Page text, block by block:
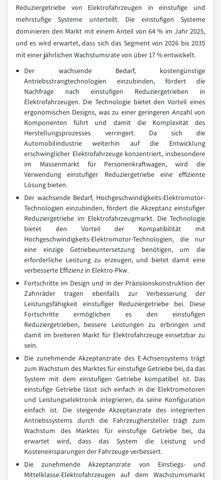
Reduziergetriebe von Elektrofahrzeugen in einstufige und
mehrstufige Systeme unterteilt. Die einstufigen Systeme
dominieren den Markt mit einem Anteil von 64 % im Jahr 2025,
und es wird erwartet, dass sich das Segment von 2026 bis 2035
mit einer jährlichen Wachstumsrate von über 17 % entwickelt.
Der wachsende Bedarf, kostengünstige
Antriebsstrangtechnologien einzubinden, fördert die
Nachfrage nach einstufigen Reduziergetrieben in
Elektrofahrzeugen. Die Technologie bietet den Vorteil eines
ergonomischen Designs, was zu einer geringeren Anzahl von
Komponenten führt und damit die Komplexität des
Herstellungsprozesses verringert. Da sich die
Automobilindustrie weiterhin auf die Entwicklung
erschwinglicher Elektrofahrzeuge konzentriert, insbesondere
im Massenmarkt für Personenkraftwagen, wird die
Verwendung einstufiger Reduziergetriebe eine effiziente
Lösung bieten.
Der wachsende Bedarf, Hochgeschwindigkeits-Elektromotor-
Technologien einzubinden, fördert die Akzeptanz einstufiger
Reduziergetriebe im Elektrofahrzeugmarkt. Die Technologie
bietet den Vorteil der Kompatibilität mit
Hochgeschwindigkeits-Elektromotor-Technologien, die nur
eine einzige Getriebeuntersetzung benötigen, um die
erforderliche Leistung zu erzeugen, und bietet damit eine
verbesserte Effizienz in Elektro-Pkw.
Fortschritte im Design und in der Präzisionskonstruktion der
Zahnräder tragen ebenfalls zur Verbesserung der
Leistungsfähigkeit einstufiger Reduziergetriebe bei. Diese
Fortschritte ermöglichen es den einstufigen
Reduziergetrieben, bessere Leistungen zu erbringen und
damit im breiteren Markt für Elektrofahrzeuge einsetzbar zu
sein.
Die zunehmende Akzeptanzrate des E-Achsensystems trägt
zum Wachstum des Marktes für einstufige Getriebe bei, da das
System mit dem einstufigen Getriebe kompatibel ist. Das
einstufige Getriebe lässt sich einfach in die Elektromotoren
und Leistungselektronik integrieren, da seine Konfiguration
einfach ist. Die steigende Akzeptanzrate des integrierten
Antriebssystems durch die Fahrzeughersteller trägt zum
Wachstum des Marktes für einstufige Getriebe bei, da
erwartet wird, dass das System die Leistung und
Kosteneinsparungen der Fahrzeuge verbessert.
Die zunehmende Akzeptanzrate von Einstiegs- und
Mittelklasse-Elektrofahrzeugen auf dem Wachstumsmarkt